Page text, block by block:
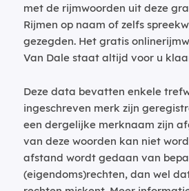
met de rijmwoorden uit deze
Rijmen op naam of zelfs
gezegden. Het gratis
Van Dale staat altijd voor u
Deze data bevatten enkele
ingeschreven merk zijn
een dergelijke merknaam zijn
van deze woorden kan niet
afstand wordt gedaan van
(eigendoms)rechten, dan wel